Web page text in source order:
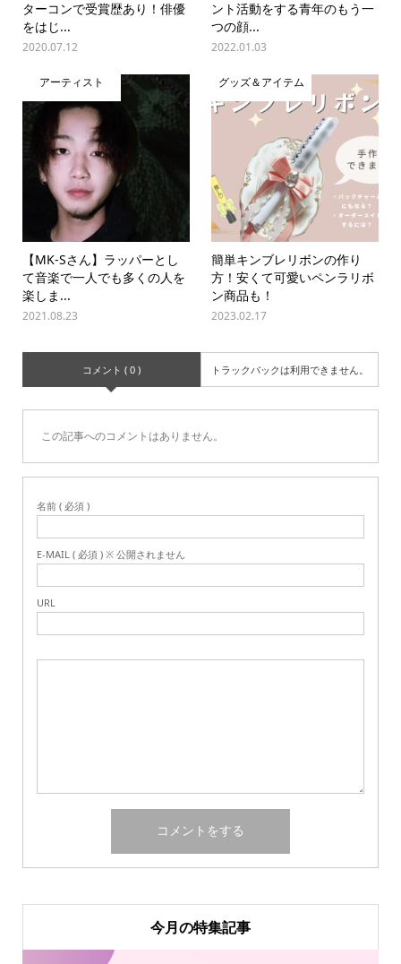
ターコンで受賞歴あり！俳優
をはじ...
2020.07.12
ント活動をする青年のもう一
つの顔...
2022.01.03
アーティスト
【MK-Sさん】ラッパーとし
て音楽で一人でも多くの人を
楽しま...
2021.08.23
グッズ＆アイテム
簡単キンブレリボンの作り
方！安くて可愛いペンラリボ
ン商品も！
2023.02.17
コメント ( 0 ) トラックバックは利用できません。
この記事へのコメントはありません。
名前 ( 必須 )
E-MAIL ( 必須 ) ※ 公開されません
URL
今月の特集記事